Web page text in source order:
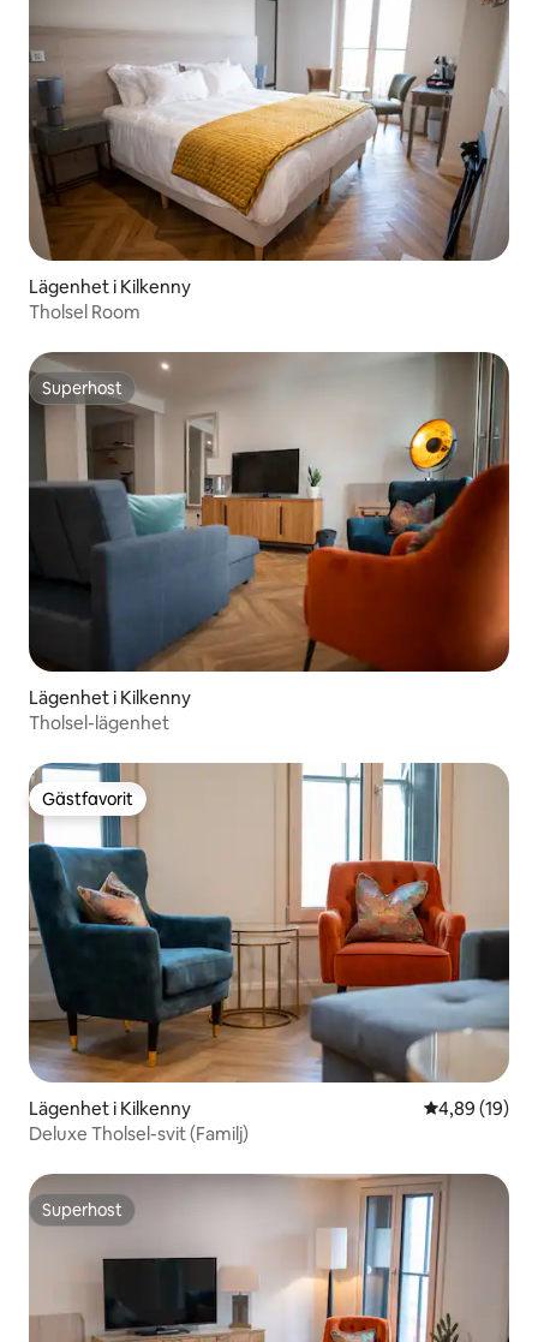
Lägenhet i Kilkenny
Tholsel Room
Superhost
Superhost
Lägenhet i Kilkenny
Tholsel-lägenhet
Gästfavorit
Gästfavorit
Lägenhet i Kilkenny 4,89 av 5 i
4,89 (19)
Deluxe Tholsel-svit (Familj)
Superhost
Superhost